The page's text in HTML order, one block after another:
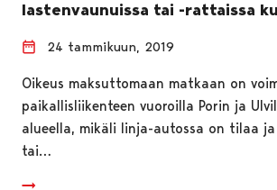
lastenvaunuissa tai -rattaissa
24 tammikuun, 2019
Oikeus maksuttomaan matkaan on
paikallisliikenteen vuoroilla Porin ja
alueella, mikäli linja-autossa on tilaa
tai…